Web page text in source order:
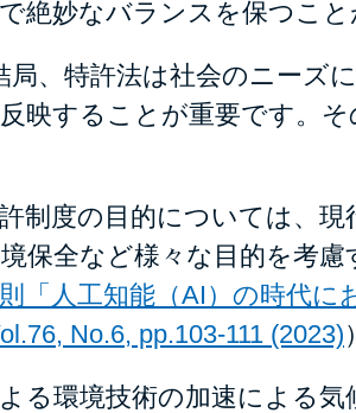
絶妙なバランスを保つこ
局、特許法は社会のニーズ
映することが重要です。
制度の目的については、
保全など様々な目的を考
「人工知能（AI）の時代に
No.6, pp.103-111 (2023)
る環境技術の加速による気